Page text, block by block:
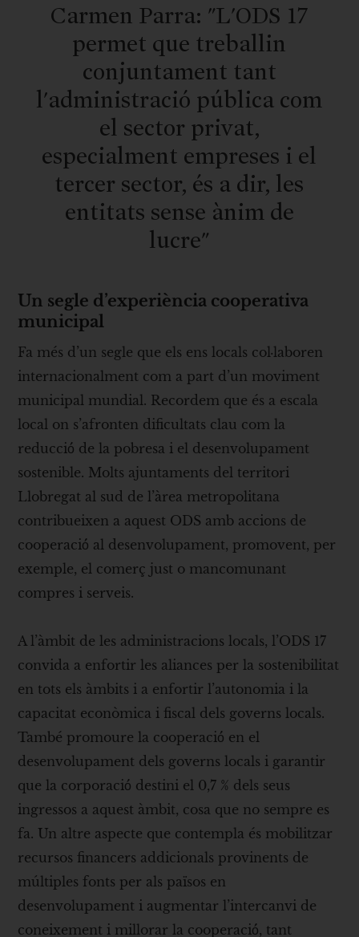
Carmen Parra: "L'ODS 17
permet que treballin
conjuntament tant
l'administració pública com
el sector privat,
especialment empreses i el
tercer sector, és a dir, les
entitats sense ànim de
lucre"
Un segle d’experiència cooperativa
municipal
Fa més d’un segle que els ens locals col·laboren
internacionalment com a part d’un moviment
municipal mundial. Recordem que és a escala
local on s’afronten dificultats clau com la
reducció́ de la pobresa i el desenvolupament
sostenible. Molts ajuntaments del territori
Llobregat al sud de l’àrea metropolitana
contribueixen a aquest ODS amb accions de
cooperació́ al desenvolupament, promovent, per
exemple, el comerç just o mancomunant
compres i serveis.
A l’àmbit de les administracions locals, l’ODS 17
convida a enfortir les aliances per la sostenibilitat
en tots els àmbits i a enfortir l’autonomia i la
capacitat econòmica i fiscal dels governs locals.
També promoure la cooperació́ en el
desenvolupament dels governs locals i garantir
que la corporació́ destini el 0,7 % dels seus
ingressos a aquest àmbit, cosa que no sempre es
fa. Un altre aspecte que contempla és mobilitzar
recursos financers addicionals provinents de
múltiples fonts per als països en
desenvolupament i augmentar l’intercanvi de
coneixement i millorar la cooperació́, tant